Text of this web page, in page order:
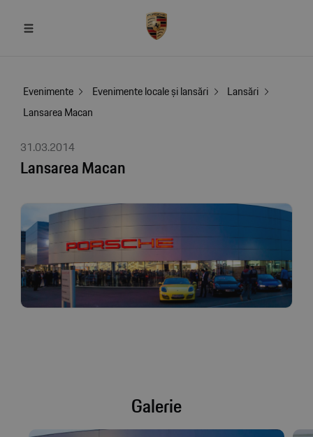
Evenimente Evenimente locale și lansări
Lansări
Lansarea Macan
31.03.2014
Lansarea Macan
Galerie